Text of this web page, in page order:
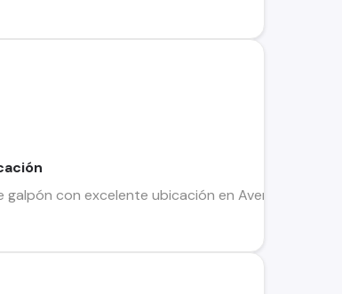
con excelente ubicación en Avenida